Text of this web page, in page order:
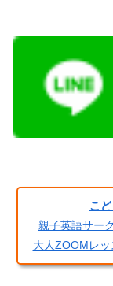
こ
親子英語サー
大人ZOOMレッ